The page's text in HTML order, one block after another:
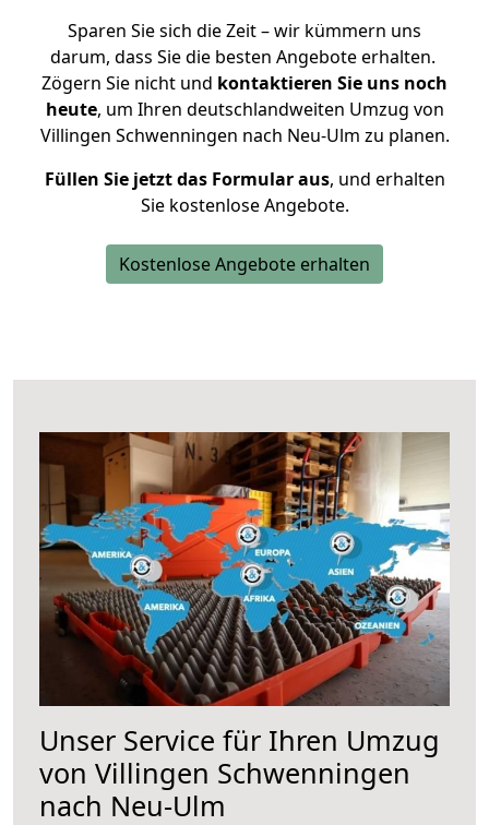
Sparen Sie sich die Zeit – wir kümmern uns
darum, dass Sie die besten Angebote erhalten.
Zögern Sie nicht und kontaktieren Sie uns noch
heute, um Ihren deutschlandweiten Umzug von
Villingen Schwenningen nach Neu-Ulm zu planen.
Füllen Sie jetzt das Formular aus, und erhalten
Sie kostenlose Angebote.
Kostenlose Angebote erhalten
Unser Service für Ihren Umzug
von Villingen Schwenningen
nach Neu-Ulm